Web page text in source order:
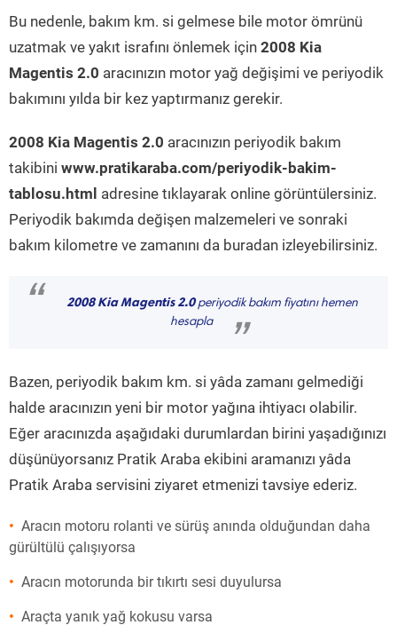
Bu nedenle, bakım km. si gelmese bile motor ömrünü
uzatmak ve yakıt israfını önlemek için 2008 Kia
Magentis 2.0 aracınızın motor yağ değişimi ve periyodik
bakımını yılda bir kez yaptırmanız gerekir.
2008 Kia Magentis 2.0 aracınızın periyodik bakım
takibini www.pratikaraba.com/periyodik-bakim-
tablosu.html adresine tıklayarak online görüntülersiniz.
Periyodik bakımda değişen malzemeleri ve sonraki
bakım kilometre ve zamanını da buradan izleyebilirsiniz.
“ 2008 Kia Magentis 2.0periyodik bakım fiyatını hemen
hesapla
”
Bazen, periyodik bakım km. si yâda zamanı gelmediği
halde aracınızın yeni bir motor yağına ihtiyacı olabilir.
Eğer aracınızda aşağıdaki durumlardan birini yaşadığınızı
düşünüyorsanız Pratik Araba ekibini aramanızı yâda
Pratik Araba servisini ziyaret etmenizi tavsiye ederiz.
Aracın motoru rolanti ve sürüş anında olduğundan daha
gürültülü çalışıyorsa
Aracın motorunda bir tıkırtı sesi duyulursa
Araçta yanık yağ kokusu varsa